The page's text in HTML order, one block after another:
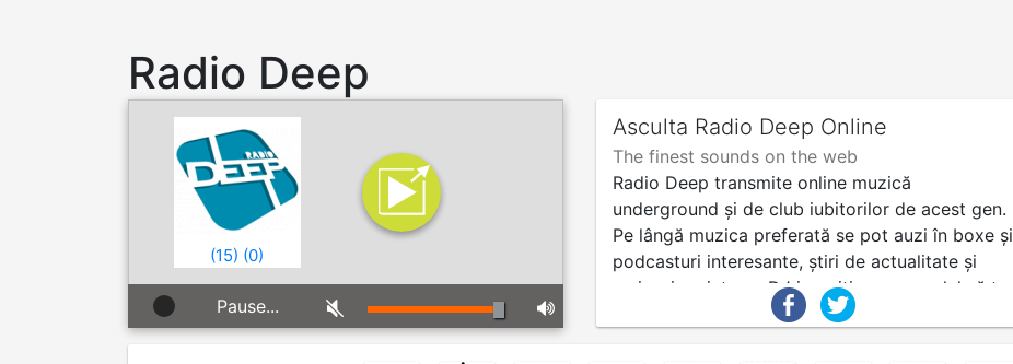
Radio Deep
(15) (0)
Pause...
Asculta Radio Deep Online
The finest sounds on the web
Radio Deep transmite online muzică
underground și de club iubitorilor de acest gen.
Pe lângă muzica preferată se pot auzi în boxe și
podcasturi interesante, știri de actualitate și
emisuni variate cu DJ iscusiți care au rolul să te
țină activ și energic.